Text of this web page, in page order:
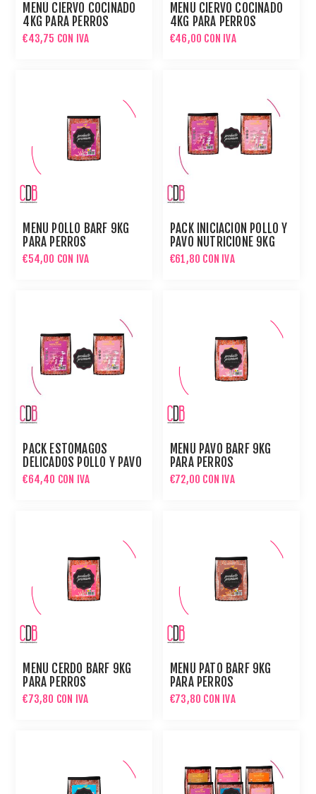
MENÚ CIERVO COCINADO
4KG PARA PERROS
€43,75 CON IVA
MENÚ CIERVO COCINADO
4KG PARA PERROS
€46,00 CON IVA
MENÚ POLLO BARF 9KG
PARA PERROS
€54,00 CON IVA
PACK INICIACIÓN POLLO Y
PAVO NUTRICIONE 9KG
PARA PERROS
€61,80 CON IVA
PACK ESTÓMAGOS
DELICADOS POLLO Y PAVO
NUTRICIONE 9KG PARA
PERROS
€64,40 CON IVA
MENÚ PAVO BARF 9KG
PARA PERROS
€72,00 CON IVA
MENÚ CERDO BARF 9KG
PARA PERROS
€73,80 CON IVA
MENÚ PATO BARF 9KG
PARA PERROS
€73,80 CON IVA